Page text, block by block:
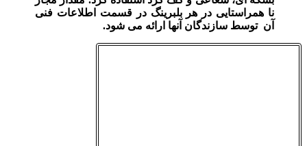
نا همراستایی در هر بلبرینگ در قسمت اطلاعات فنی
آن توسط سازندگان آنها ارائه می‌ شود.